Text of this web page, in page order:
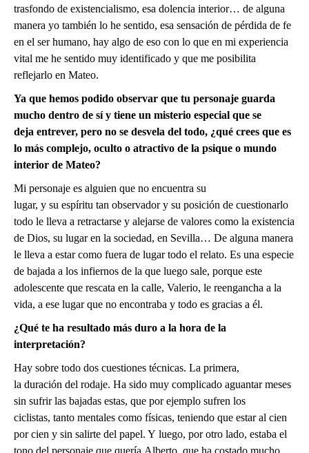
trasfondo de existencialismo, esa dolencia interior… de alguna
manera yo también lo he sentido, esa sensación de pérdida de fe
en el ser humano, hay algo de eso con lo que en mi experiencia
vital me he sentido muy identificado y que me posibilita
reflejarlo en Mateo.
Ya que hemos podido observar que tu personaje guarda
mucho dentro de sí y tiene un misterio especial que se
deja entrever, pero no se desvela del todo, ¿qué crees que es
lo más complejo, oculto o atractivo de la psique o mundo
interior de Mateo?
Mi personaje es alguien que no encuentra su
lugar, y su espíritu tan observador y su posición de cuestionarlo
todo le lleva a retractarse y alejarse de valores como la existencia
de Dios, su lugar en la sociedad, en Sevilla… De alguna manera
le lleva a estar como fuera de lugar todo el relato. Es una especie
de bajada a los infiernos de la que luego sale, porque este
adolescente que rescata en la calle, Valerio, le reengancha a la
vida, a ese lugar que no encontraba y todo es gracias a él.
¿Qué te ha resultado más duro a la hora de la
interpretación?
Hay sobre todo dos cuestiones técnicas. La primera,
la duración del rodaje. Ha sido muy complicado aguantar meses
sin sufrir las bajadas estas, que por ejemplo sufren los
ciclistas, tanto mentales como físicas, teniendo que estar al cien
por cien y sin salirte del papel. Y luego, por otro lado, estaba el
tono del personaje que quería Alberto, que ha costado mucho